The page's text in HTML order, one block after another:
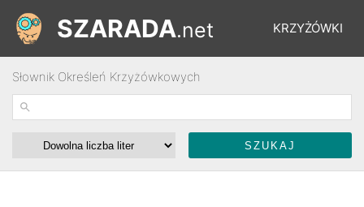
KRZYŻÓWKI
ŁAMIGŁÓWKI
SZARADA.net
Słownik Określeń Krzyżówkowych